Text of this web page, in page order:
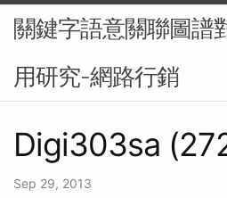
關鍵字語意關聯圖譜
用研究-網路行銷
Digi303sa
Sep 29, 2013